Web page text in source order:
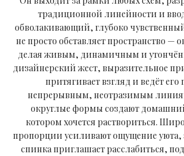
традиционной линейности и
обволакивающий, глубоко
не просто обставляет пространство —
делая живым, динамичным и
дизайнерский жест, выразительное
притягивает взгляд и ведёт
непрерывным, неотразимым
округлые формы создают
котором хочется раствориться.
пропорции усиливают ощущение уюта,
спинка приглашает расслабиться,